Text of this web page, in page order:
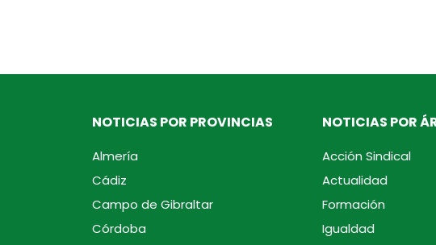
NOTICIAS POR PROVINCIAS
Almería
Cádiz
Campo de Gibraltar
Córdoba
NOTICIAS POR
Acción Sindical
Actualidad
Formación
Igualdad